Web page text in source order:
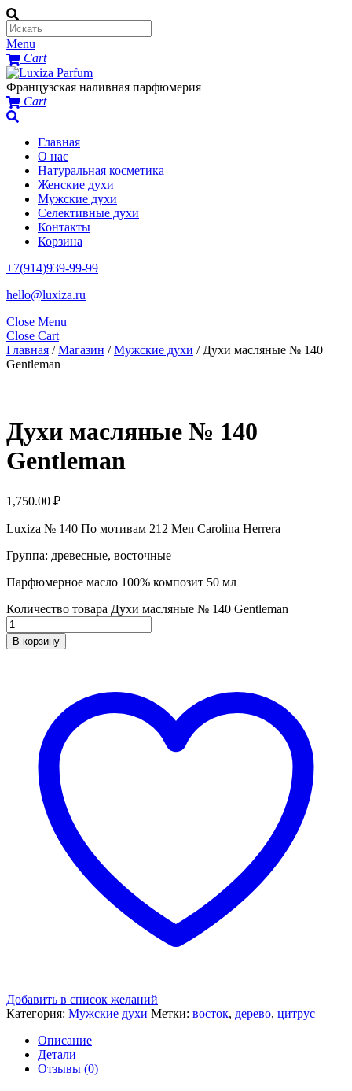
Menu
Cart
Французская наливная парфюмерия
Cart
Главная
О нас
Натуральная косметика
Женские духи
Мужские духи
Селективные духи
Контакты
Корзина
+7(914)939-99-99
hello@luxiza.ru
Close Menu
Close Cart
Главная /Магазин /Мужские духи / Духи масляные № 140
Gentleman
Духи масляные № 140
Gentleman
1,750.00 ₽
Luxiza № 140 По мотивам 212 Men Carolina Herrera
Группа: древесные, восточные
Парфюмерное масло 100% композит 50 мл
Количество товара Духи масляные № 140 Gentleman
В корзину
Добавить в список желаний
Категория: Мужские духи Метки: восток, дерево, цитрус
Описание
Детали
Отзывы (0)